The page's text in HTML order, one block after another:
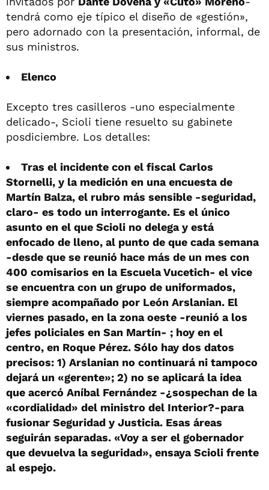
tendrá como eje típico el diseño de «gestión»,
pero adornado con la presentación, informal, de
sus ministros.
Elenco
Excepto tres casilleros -uno especialmente
delicado-, Scioli tiene resuelto su gabinete
posdiciembre. Los detalles:
Tras el incidente con el fiscal Carlos
Stornelli, y la medición en una encuesta de
Martín Balza, el rubro más sensible -seguridad,
claro- es todo un interrogante. Es el único
asunto en el que Scioli no delega y está
enfocado de lleno, al punto de que cada semana
-desde que se reunió hace más de un mes con
400 comisarios en la Escuela Vucetich- el vice
se encuentra con un grupo de uniformados,
siempre acompañado por León Arslanian. El
viernes pasado, en la zona oeste -reunió a los
jefes policiales en San Martín- ; hoy en el
centro, en Roque Pérez. Sólo hay dos datos
precisos: 1) Arslanian no continuará ni tampoco
dejará un «gerente»; 2) no se aplicará la idea
que acercó Aníbal Fernández -¿sospechan de la
«cordialidad» del ministro del Interior?-para
fusionar Seguridad y Justicia. Esas áreas
seguirán separadas. «Voy a ser el gobernador
que devuelva la seguridad», ensaya Scioli frente
al espejo.